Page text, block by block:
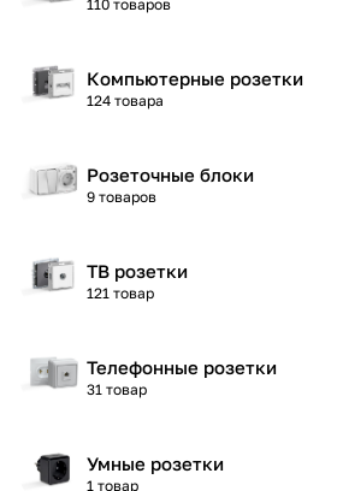
110 товаров
Компьютерные розетки
124 товара
Розеточные блоки
9 товаров
ТВ розетки
121 товар
Телефонные розетки
31 товар
Умные розетки
1 товар